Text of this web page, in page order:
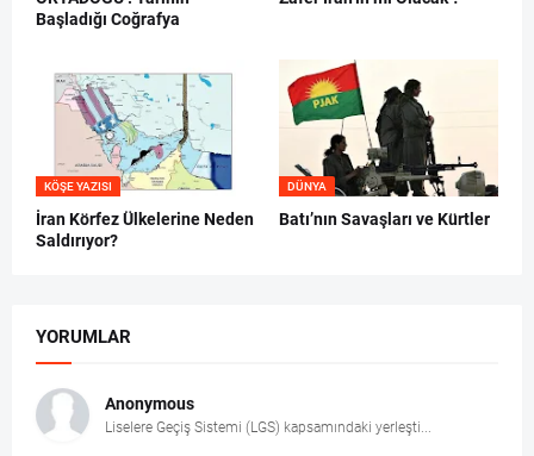
Başladığı Coğrafya
KÖŞE YAZISI
İran Körfez Ülkelerine Neden
Saldırıyor?
DÜNYA
Batı’nın Savaşları ve Kürtler
YORUMLAR
Anonymous
Liselere Geçiş Sistemi (LGS) kapsamındaki yerleşti...